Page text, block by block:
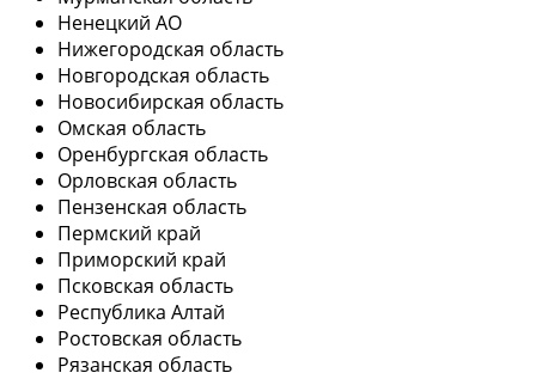
Ненецкий АО
Нижегородская область
Новгородская область
Новосибирская область
Омская область
Оренбургская область
Орловская область
Пензенская область
Пермский край
Приморский край
Псковская область
Республика Алтай
Ростовская область
Рязанская область